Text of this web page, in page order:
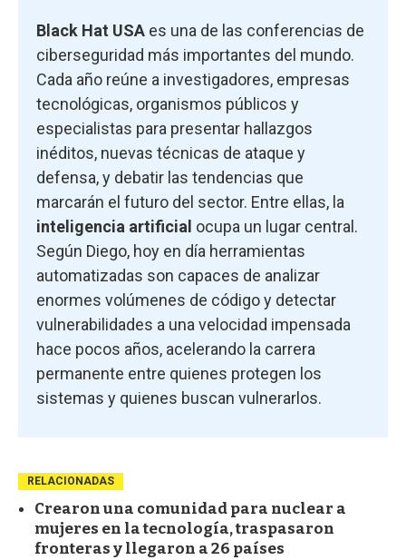
Black Hat USA es una de las conferencias de
ciberseguridad más importantes del mundo.
Cada año reúne a investigadores, empresas
tecnológicas, organismos públicos y
especialistas para presentar hallazgos
inéditos, nuevas técnicas de ataque y
defensa, y debatir las tendencias que
marcarán el futuro del sector. Entre ellas, la
inteligencia artificial ocupa un lugar central.
Según Diego, hoy en día herramientas
automatizadas son capaces de analizar
enormes volúmenes de código y detectar
vulnerabilidades a una velocidad impensada
hace pocos años, acelerando la carrera
permanente entre quienes protegen los
sistemas y quienes buscan vulnerarlos.
RELACIONADAS
Crearon una comunidad para nuclear a
mujeres en la tecnología, traspasaron
fronteras y llegaron a 26 países